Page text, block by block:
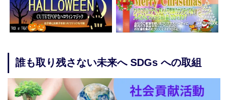
誰も取り残さない未来へ SDGs への取組